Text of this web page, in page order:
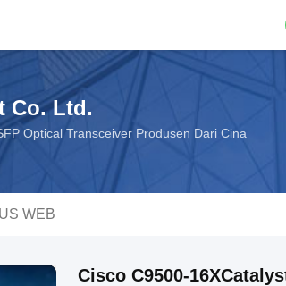
Co. Ltd.
Optical Transceiver Produsen Dari Cina
WEB
Cisco C9500-